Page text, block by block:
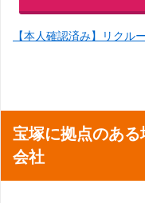
【本人確認済み】リクル
宝塚に拠点のあ
会社